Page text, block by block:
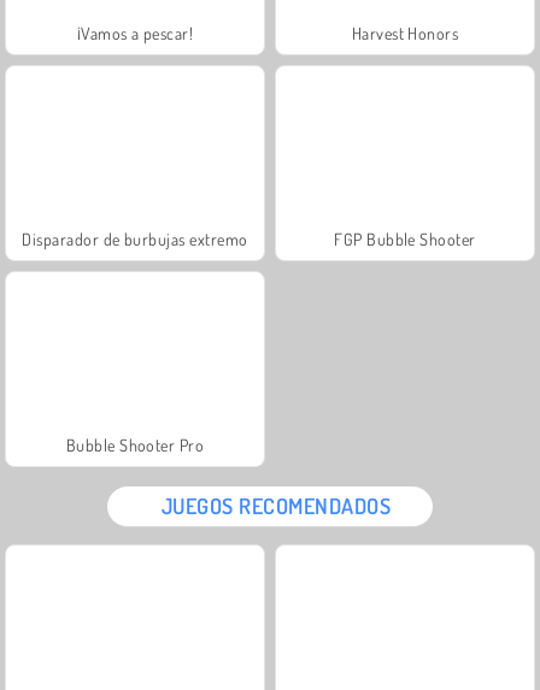
¡Vamos a pescar! Harvest Honors
Disparador de burbujas extremo FGP Bubble Shooter
Bubble Shooter Pro
JUEGOS RECOMENDADOS